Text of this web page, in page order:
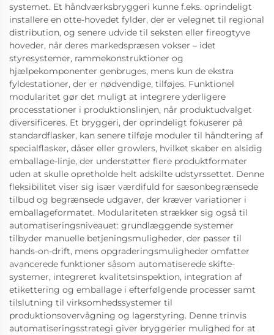
systemet. Et håndværksbryggeri kunne f.eks. oprindeligt
installere en otte-hovedet fylder, der er velegnet til regional
distribution, og senere udvide til seksten eller fireogtyve
hoveder, når deres markedspræsen vokser – idet
styresystemer, rammekonstruktioner og
hjælpekomponenter genbruges, mens kun de ekstra
fyldestationer, der er nødvendige, tilføjes. Funktionel
modularitet gør det muligt at integrere yderligere
processtationer i produktionslinjen, når produktudvalget
diversificeres. Et bryggeri, der oprindeligt fokuserer på
standardflasker, kan senere tilføje moduler til håndtering af
specialflasker, dåser eller growlers, hvilket skaber en alsidig
emballage-linje, der understøtter flere produktformater
uden at skulle opretholde helt adskilte udstyrssettet. Denne
fleksibilitet viser sig især værdifuld for sæsonbegrænsede
tilbud og begrænsede udgaver, der kræver variationer i
emballageformatet. Modulariteten strækker sig også til
automatiseringsniveauet: grundlæggende systemer
tilbyder manuelle betjeningsmuligheder, der passer til
hands-on-drift, mens opgraderingsmuligheder omfatter
avancerede funktioner såsom automatiserede skifte-
systemer, integreret kvalitetsinspektion, integration af
etikettering og emballage i efterfølgende processer samt
tilslutning til virksomhedssystemer til
produktionsovervågning og lagerstyring. Denne trinvis
automatiseringsstrategi giver bryggerier mulighed for at